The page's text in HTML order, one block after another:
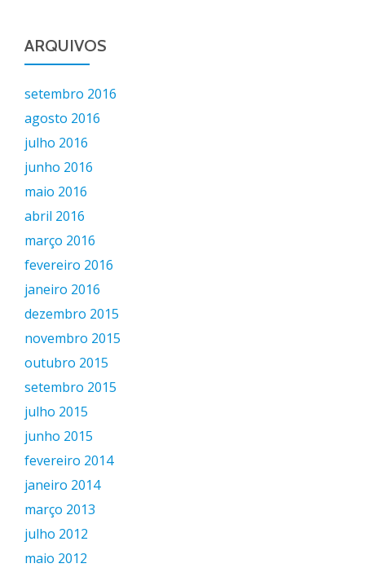
ARQUIVOS
setembro 2016
agosto 2016
julho 2016
junho 2016
maio 2016
abril 2016
março 2016
fevereiro 2016
janeiro 2016
dezembro 2015
novembro 2015
outubro 2015
setembro 2015
julho 2015
junho 2015
fevereiro 2014
janeiro 2014
março 2013
julho 2012
maio 2012